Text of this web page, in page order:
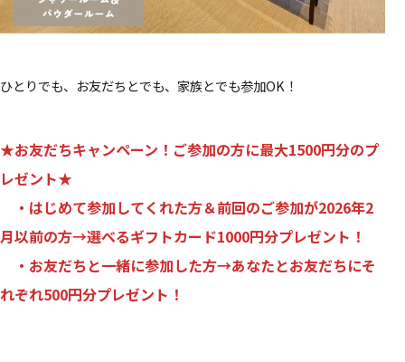
ひとりでも、お友だちとでも、家族とでも参加OK！
★お友だちキャンペーン！ご参加の方に最大1500円分のプ
レゼント★
・はじめて参加してくれた方＆前回のご参加が2026年2
月以前の方→選べるギフトカード1000円分プレゼント！
・お友だちと一緒に参加した方→あなたとお友だちにそ
れぞれ500円分プレゼント！